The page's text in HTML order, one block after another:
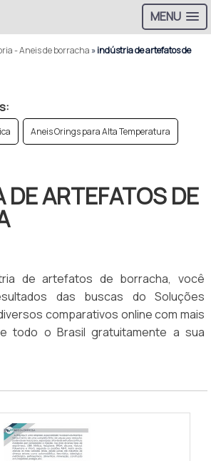
MENU
- Aneis de borracha »indústria de artefatos de
Aneis Orings para Alta Temperatura
DE ARTEFATOS DE
de artefatos de borracha, você
das buscas do Soluções
comparativos online com mais
todo o Brasil gratuitamente a sua